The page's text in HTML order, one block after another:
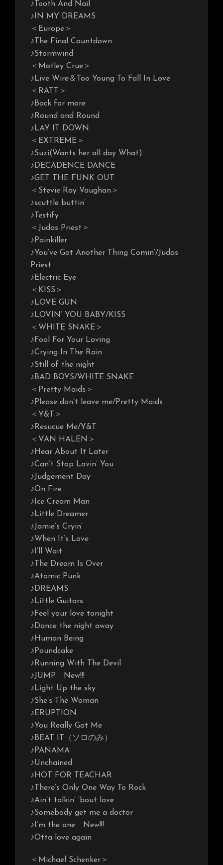
♪Tooth And Nail
♪IN MY DREAMS
＜Europe＞
♪The Final Countdown
♪Stormwind
＜Motley Crue＞
♪Live Wire＆Too Young To Fall In Love
＜RATT＞
♪Back for more
♪Round and Round
♪LAY IT DOWN
＜EXTREME＞
♪Suzi(Wants her all day What)
♪DECADENCE DANCE
♪GET THE FUNK OUT
＜Stevie Ray Vaughan＞
♪scuttle buttin’
♪Testify
＜Judas Priest＞
♪Painkiller
♪You’ve Got Another Thing Comin’/Judas
Priest
♪Electric Eye
＜KISS＞
♪LOVE GUN
♪LOVIN’ YOU BABY/KISS
＜WHITE SNAKE＞
♪Fool For Your Loving
♪Crying In The Rain
♪Still of the night
♪BAD BOYS/WHITE SNAKE
＜Pretty Maids＞
♪Please don’t leave me/Pretty Maids
＜Y&T＞
♪Resucue Me/Y&T
＜VAN HALEN＞
♪Hear About It Later
♪Can’t Stop Lovin’ You
♪Judgement Day
♪On Fire
♪Ice Cream Man
♪Little Dreamer
♪Jamie’s Cryin’
♪When It’s Love
♪I’ll Wait
♪The Dream Is Over
♪Atomic Punk
♪DREAMS
♪Little Guitars
♪Feel your love tonight
♪Dance the night away
♪Human Being
♪Poundcake
♪Running With The Devil
♪JUMP New!!!
♪Light Up the sky
♪She’s The Woman
♪ERUPTION
♪You Really Got Me
♪BEAT IT（ソロのみ）
♪PANAMA
♪Unchained
♪HOT FOR TEACHAR
♪There’s Only One Way To Rock
♪Ain’t talkin’ ’bout love
♪Somebody get me a doctor
♪I’m the one New!!!
♪Otta love again
＜Michael Schenker＞